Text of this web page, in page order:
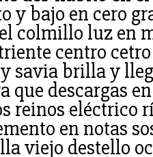
y bajo en cero
colmillo luz en
centro
savia brilla y
que descargas
reinos eléctrico
en notas
viejo destello